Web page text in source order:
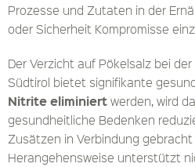
Prozesse und Zutaten in der
oder Sicherheit Kompromisse
Der Verzicht auf Pökelsalz bei
Südtirol bietet signifikante
Nitrite eliminiert werden, wird
gesundheitliche Bedenken
Zusätzen in Verbindung
Herangehensweise unterstützt